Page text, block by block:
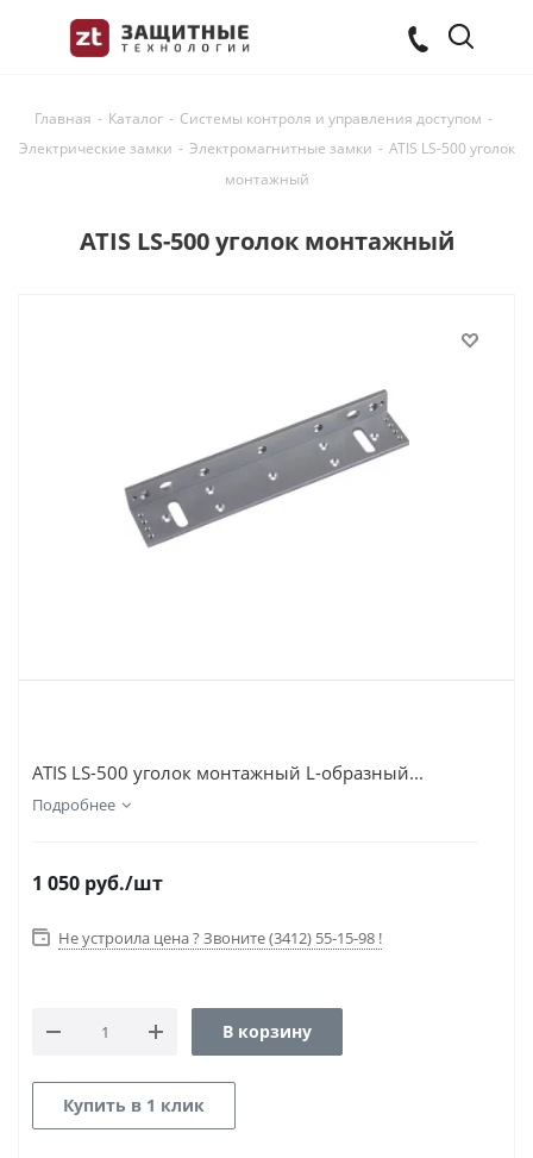
Главная - Каталог - Системы контроля и управления доступом -
Электрические замки - Электромагнитные замки - ATIS LS-500 уголок
монтажный
ATIS LS-500 уголок монтажный
ATIS LS-500 уголок монтажный L-oбразный...
Подробнее
1 050 руб./шт
Не устроила цена ? Звоните (3412) 55-15-98 !
В корзину
Купить в 1 клик